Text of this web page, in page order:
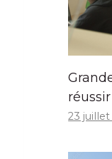
23 juillet